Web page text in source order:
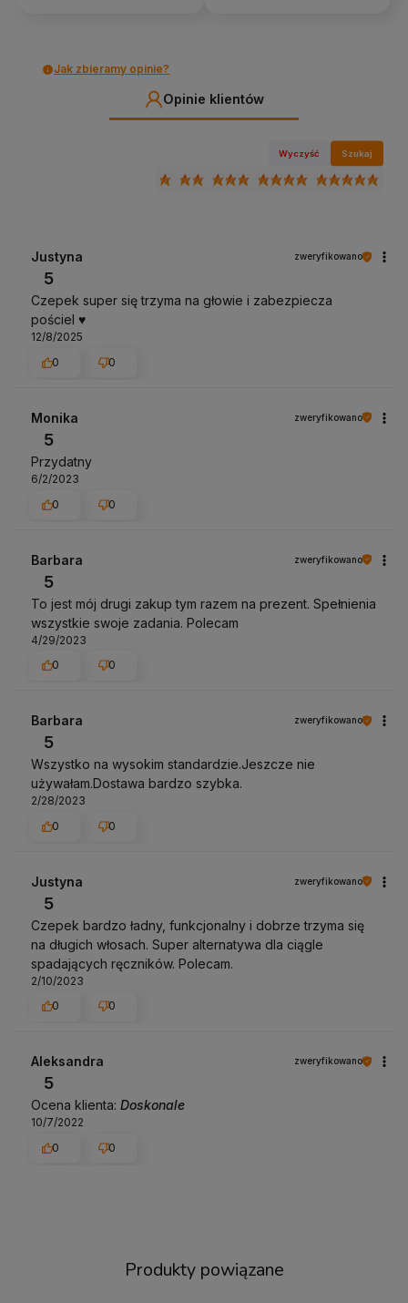
Jak zbieramy opinie?
Opinie klientów
Wyczyść Szukaj
Justyna zweryfikowano
5
Czepek super się trzyma na głowie i zabezpiecza
pościel ♥️
12/8/2025
0
0
Monika zweryfikowano
5
Przydatny
6/2/2023
0
0
Barbara zweryfikowano
5
To jest mój drugi zakup tym razem na prezent. Spełnienia
wszystkie swoje zadania. Polecam
4/29/2023
0
0
Barbara zweryfikowano
5
Wszystko na wysokim standardzie.Jeszcze nie
używałam.Dostawa bardzo szybka.
2/28/2023
0
0
Justyna zweryfikowano
5
Czepek bardzo ładny, funkcjonalny i dobrze trzyma się
na długich włosach. Super alternatywa dla ciągle
spadających ręczników. Polecam.
2/10/2023
0
0
Aleksandra zweryfikowano
5
Ocena klienta: Doskonale
10/7/2022
0
0
Produkty powiązane